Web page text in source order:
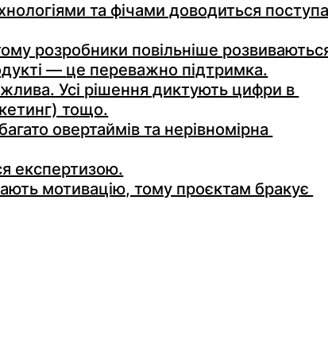
та фічами доводиться
розробники повільніше
— це переважно підтримка.
Усі рішення диктують цифри в
тощо.
овертаймів та нерівномірна
експертизою.
мотивацію, тому проєктам бракує